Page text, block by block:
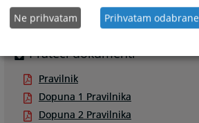
Prateći dokumenti
Pravilnik
Dopuna 1 Pravilnika
Dopuna 2 Pravilnika
Ne prihvatam Prihvatam odabrane